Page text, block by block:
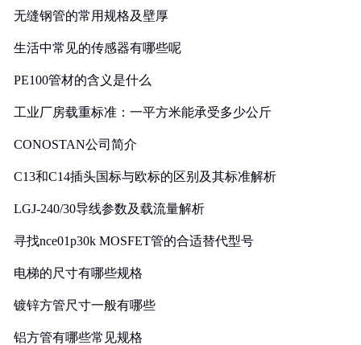
无缝钢管的常用规格及壁厚
生活中常见的传感器有哪些呢
PE100管材的含义是什么
工业厂房载重标准：一平方米能承受多少公斤
CONOSTAN公司简介
C13和C14插头国标与欧标的区别及其标准解析
LGJ-240/30导线参数及载流量解析
寻找nce01p30k MOSFET管的合适替代型号
电梯的尺寸有哪些规格
镀锌方管尺寸一般有哪些
铝方管有哪些常见规格